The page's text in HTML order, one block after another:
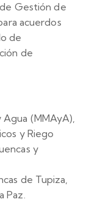
Gestión de
acuerdos
de
de
(MMAyA),
y Riego
y
de Tupiza,
Paz.